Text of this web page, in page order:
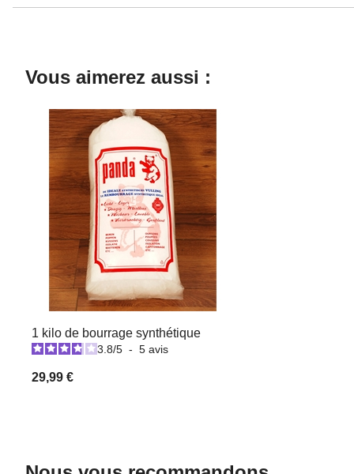
Vous aimerez aussi :
1 kilo de bourrage synthétique
3.8/5 - 5 avis
29,99 €